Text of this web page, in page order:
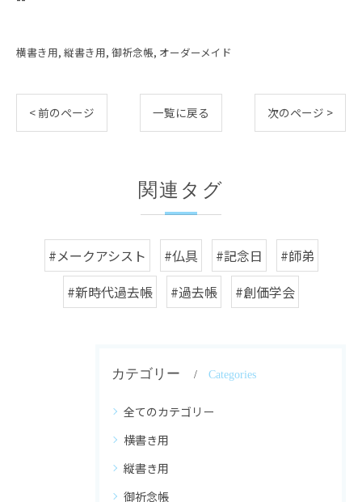
横書き用 縦書き用 御祈念帳 オーダーメイド
< 前のページ 一覧に戻る 次のページ >
関連タグ
#メークアシスト #仏具 #記念日
#師弟
#新時代過去帳
#過去帳 #創価学会
カテゴリー Categories
全てのカテゴリー
横書き用
縦書き用
御祈念帳